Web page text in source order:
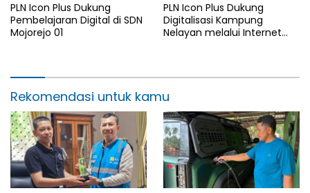
PLN Icon Plus Dukung
Pembelajaran Digital di SDN
Mojorejo 01
PLN Icon Plus Dukung
Digitalisasi Kampung
Nelayan melalui Internet
Rekomendasi untuk kamu